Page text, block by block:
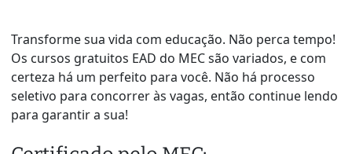
Transforme sua vida com educação. Não perca tempo!
Os cursos gratuitos EAD do MEC são variados, e com
certeza há um perfeito para você. Não há processo
seletivo para concorrer às vagas, então continue lendo
para garantir a sua!